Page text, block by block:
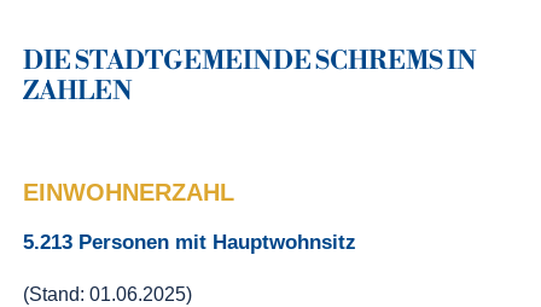
DIE STADTGEMEINDE SCHREMS IN
ZAHLEN
EINWOHNERZAHL
5.213 Personen mit Hauptwohnsitz
(Stand: 01.06.2025)